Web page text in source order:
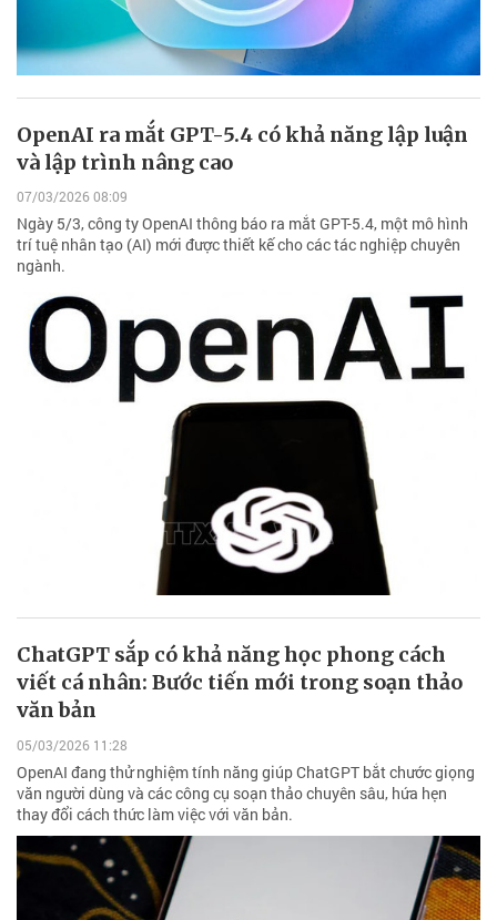
OpenAI ra mắt GPT-5.4 có khả năng lập luận
và lập trình nâng cao
07/03/2026 08:09
Ngày 5/3, công ty OpenAI thông báo ra mắt GPT-5.4, một mô hình
trí tuệ nhân tạo (AI) mới được thiết kế cho các tác nghiệp chuyên
ngành.
ChatGPT sắp có khả năng học phong cách
viết cá nhân: Bước tiến mới trong soạn thảo
văn bản
05/03/2026 11:28
OpenAI đang thử nghiệm tính năng giúp ChatGPT bắt chước giọng
văn người dùng và các công cụ soạn thảo chuyên sâu, hứa hẹn
thay đổi cách thức làm việc với văn bản.